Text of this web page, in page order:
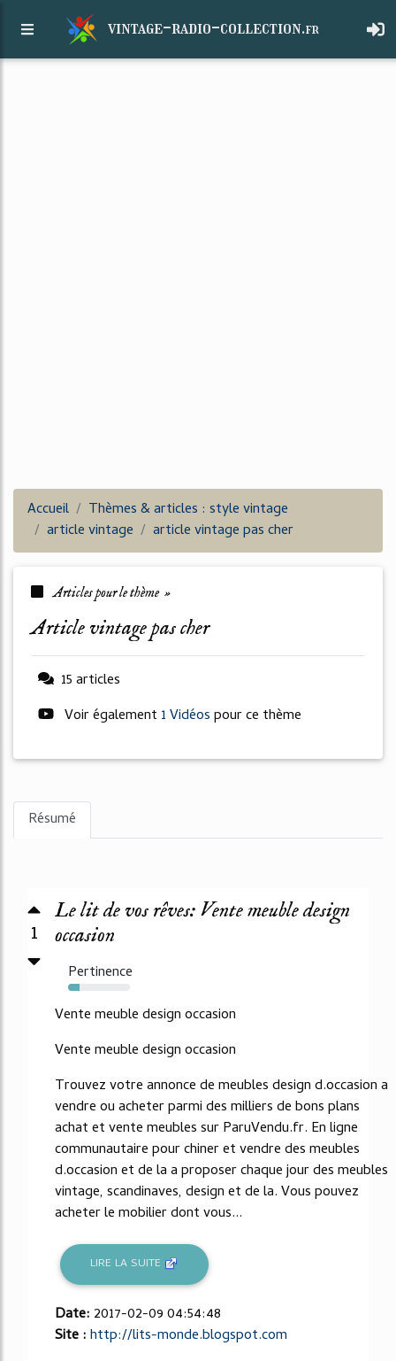
vintage-radio-collection.fr
Accueil
Thèmes & articles : style vintage
article vintage
article vintage pas cher
Articles pour le thème »
article vintage pas cher
15 articles
Voir également 1 Vidéospour ce thème
Résumé
1
Le lit de vos rêves: Vente meuble design
occasion
Pertinence
19%
Vente meuble design occasion
Vente meuble design occasion
Trouvez votre annonce de meubles design d.occasion a
vendre ou acheter parmi des milliers de bons plans
achat et vente meubles sur ParuVendu.fr. En ligne
communautaire pour chiner et vendre des meubles
d.occasion et de la a proposer chaque jour des meubles
vintage, scandinaves, design et de la. Vous pouvez
acheter le mobilier dont vous...
LIRE LA SUITE
Date: 2017-02-09 04:54:48
Site :http://lits-monde.blogspot.com